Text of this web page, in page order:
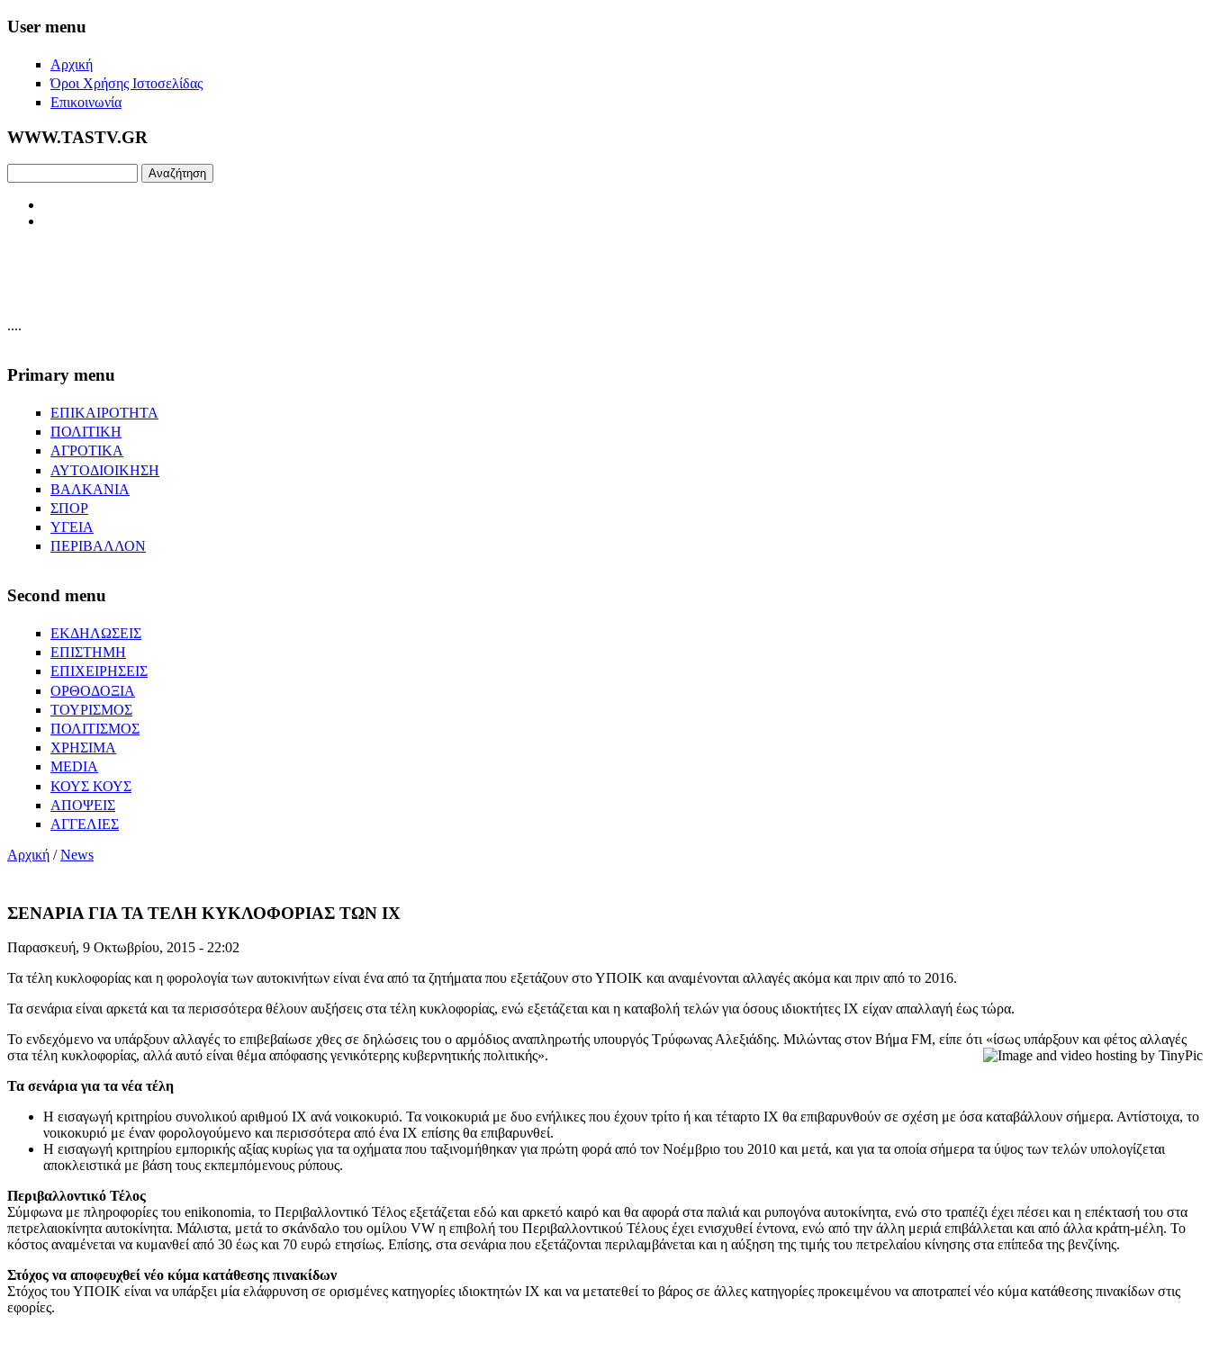
Skip to main content
User menu
Αρχική
Όροι Χρήσης Ιστοσελίδας
Επικοινωνία
WWW.TASTV.GR
....
Primary menu
ΕΠΙΚΑΙΡΟΤΗΤΑ
ΠΟΛΙΤΙΚΗ
ΑΓΡΟΤΙΚΑ
ΑΥΤΟΔΙΟΙΚΗΣΗ
ΒΑΛΚΑΝΙΑ
ΣΠΟΡ
ΥΓΕΙΑ
ΠΕΡΙΒΑΛΛΟΝ
Second menu
ΕΚΔΗΛΩΣΕΙΣ
ΕΠΙΣΤΗΜΗ
ΕΠΙΧΕΙΡΗΣΕΙΣ
ΟΡΘΟΔΟΞΙΑ
ΤΟΥΡΙΣΜΟΣ
ΠΟΛΙΤΙΣΜΟΣ
ΧΡΗΣΙΜΑ
MEDIA
ΚΟΥΣ ΚΟΥΣ
ΑΠΟΨΕΙΣ
ΑΓΓΕΛΙΕΣ
Αρχική /News
ΣΕΝΑΡΙΑ ΓΙΑ ΤΑ ΤΕΛΗ ΚΥΚΛΟΦΟΡΙΑΣ ΤΩΝ ΙΧ
Παρασκευή, 9 Οκτωβρίου, 2015 - 22:02
Τα τέλη κυκλοφορίας και η φορολογία των αυτοκινήτων είναι ένα από τα ζητήματα που εξετάζουν στο ΥΠΟΙΚ και αναμένονται αλλαγές ακόμα και πριν από το 2016.
Τα σενάρια είναι αρκετά και τα περισσότερα θέλουν αυξήσεις στα τέλη κυκλοφορίας, ενώ εξετάζεται και η καταβολή τελών για όσους ιδιοκτήτες ΙΧ είχαν απαλλαγή έως τώρα.
Το ενδεχόμενο να υπάρξουν αλλαγές το επιβεβαίωσε χθες σε δηλώσεις του ο αρμόδιος αναπληρωτής υπουργός Τρύφωνας Αλεξιάδης. Μιλώντας στον Βήμα FM, είπε ότι «ίσως υπάρξουν και φέτος αλλαγές
στα τέλη κυκλοφορίας, αλλά αυτό είναι θέμα απόφασης γενικότερης κυβερνητικής πολιτικής».
Τα σενάρια για τα νέα τέλη
Η εισαγωγή κριτηρίου συνολικού αριθμού ΙΧ ανά νοικοκυριό. Τα νοικοκυριά με δυο ενήλικες που έχουν τρίτο ή και τέταρτο ΙΧ θα επιβαρυνθούν σε σχέση με όσα καταβάλλουν σήμερα. Αντίστοιχα, το
νοικοκυριό με έναν φορολογούμενο και περισσότερα από ένα ΙΧ επίσης θα επιβαρυνθεί.
Η εισαγωγή κριτηρίου εμπορικής αξίας κυρίως για τα οχήματα που ταξινομήθηκαν για πρώτη φορά από τον Νοέμβριο του 2010 και μετά, και για τα οποία σήμερα τα ύψος των τελών υπολογίζεται
αποκλειστικά με βάση τους εκπεμπόμενους ρύπους.
Περιβαλλοντικό Τέλος
Σύμφωνα με πληροφορίες του enikonomia, το Περιβαλλοντικό Τέλος εξετάζεται εδώ και αρκετό καιρό και θα αφορά στα παλιά και ρυπογόνα αυτοκίνητα, ενώ στο τραπέζι έχει πέσει και η επέκτασή του στα
πετρελαιοκίνητα αυτοκίνητα. Μάλιστα, μετά το σκάνδαλο του ομίλου VW η επιβολή του Περιβαλλοντικού Τέλους έχει ενισχυθεί έντονα, ενώ από την άλλη μεριά επιβάλλεται και από άλλα κράτη-μέλη. Το
κόστος αναμένεται να κυμανθεί από 30 έως και 70 ευρώ ετησίως. Επίσης, στα σενάρια που εξετάζονται περιλαμβάνεται και η αύξηση της τιμής του πετρελαίου κίνησης στα επίπεδα της βενζίνης.
Στόχος να αποφευχθεί νέο κύμα κατάθεσης πινακίδων
Στόχος του ΥΠΟΙΚ είναι να υπάρξει μία ελάφρυνση σε ορισμένες κατηγορίες ιδιοκτητών ΙΧ και να μετατεθεί το βάρος σε άλλες κατηγορίες προκειμένου να αποτραπεί νέο κύμα κατάθεσης πινακίδων στις
εφορίες.